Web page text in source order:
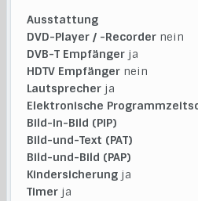
Ausstattung
DVD-Player / -Recorder nein
DVB-T Empfänger ja
HDTV Empfänger nein
Lautsprecher ja
Elektronische
Bild-in-Bild (PIP)
Bild-und-Text (PAT)
Bild-und-Bild (PAP)
Kindersicherung ja
Timer ja